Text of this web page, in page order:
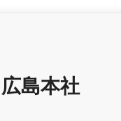
広島本社